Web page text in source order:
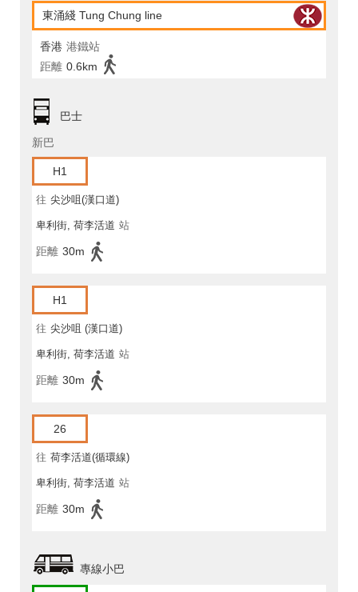
東涌綫 Tung Chung line
香港 港鐵站
距離 0.6km
巴士
新巴
H1
往 尖沙咀(漢口道)
卑利街, 荷李活道 站
距離 30m
H1
往 尖沙咀 (漢口道)
卑利街, 荷李活道 站
距離 30m
26
往 荷李活道(循環線)
卑利街, 荷李活道 站
距離 30m
專線小巴